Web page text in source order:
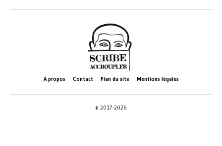
A propos Contact Plan du site Mentions légales
© 2017-2026